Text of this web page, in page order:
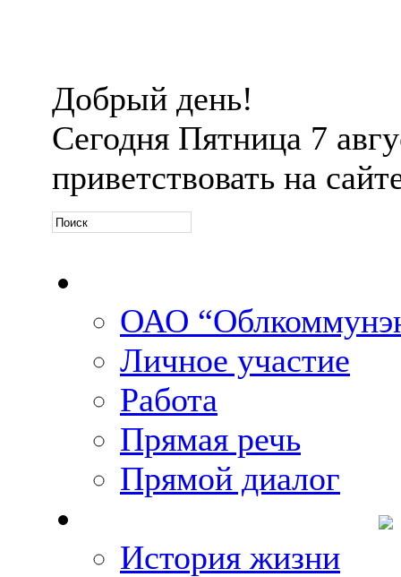
Добрый день!
Сегодня Пятница 7
приветствовать на
ОАО
Личное участие
Работа
Прямая речь
Прямой диалог
История жизни